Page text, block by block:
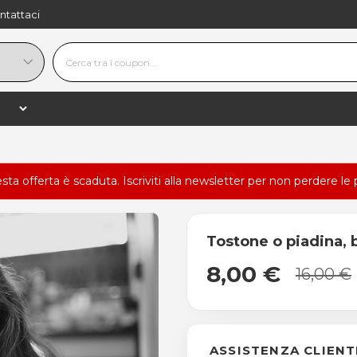
offerta è scaduta. Iscriviti alla newsletter per non perdere le
Tostone o piadina,
8,00 € 16,00 €
ASSISTENZA